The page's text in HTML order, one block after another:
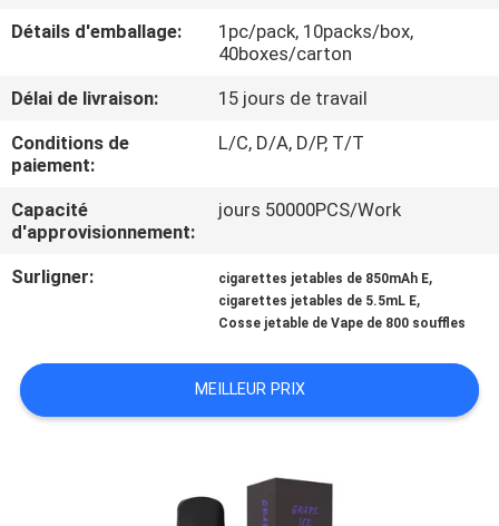
VISITE
CONTRÔLE
DE
QUALITÉ
DEMANDEZ
CITATION
Détails d'emballage:
1pc/pack, 10packs/box,
40boxes/carton
Délai de livraison:
15 jours de travail
Conditions de
paiement:
L/C, D/A, D/P, T/T
Capacité
d'approvisionnement:
jours 50000PCS/Work
Surligner: cigarettes jetables de 850mAh E,
cigarettes jetables de 5.5mL E,
Cosse jetable de Vape de 800 souffles
MEILLEUR PRIX